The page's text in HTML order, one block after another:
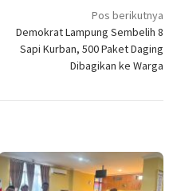
Pos berikutnya
Demokrat Lampung Sembelih 8
Sapi Kurban, 500 Paket Daging
Dibagikan ke Warga